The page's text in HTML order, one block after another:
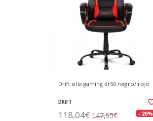
Drift silla gaming dr50 negro/ rojo
DRIFT
118,04€ 147,55€ - 20%